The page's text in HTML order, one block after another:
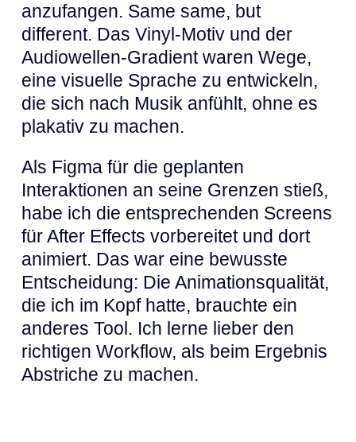
anzufangen. Same same, but
different. Das Vinyl-Motiv und der
Audiowellen-Gradient waren Wege,
eine visuelle Sprache zu entwickeln,
die sich nach Musik anfühlt, ohne es
plakativ zu machen.
Als Figma für die geplanten
Interaktionen an seine Grenzen stieß,
habe ich die entsprechenden Screens
für After Effects vorbereitet und dort
animiert. Das war eine bewusste
Entscheidung: Die Animationsqualität,
die ich im Kopf hatte, brauchte ein
anderes Tool. Ich lerne lieber den
richtigen Workflow, als beim Ergebnis
Abstriche zu machen.